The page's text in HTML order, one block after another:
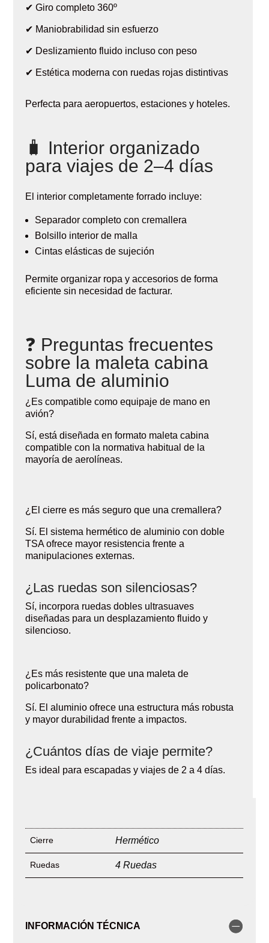
✔ Giro completo 360º
✔ Maniobrabilidad sin esfuerzo
✔ Deslizamiento fluido incluso con peso
✔ Estética moderna con ruedas rojas distintivas
Perfecta para aeropuertos, estaciones y hoteles.
🧳 Interior organizado
para viajes de 2–4 días
El interior completamente forrado incluye:
Separador completo con cremallera
Bolsillo interior de malla
Cintas elásticas de sujeción
Permite organizar ropa y accesorios de forma
eficiente sin necesidad de facturar.
❓ Preguntas frecuentes
sobre la maleta cabina
Luma de aluminio
¿Es compatible como equipaje de mano en
avión?
Sí, está diseñada en formato maleta cabina
compatible con la normativa habitual de la
mayoría de aerolíneas.
¿El cierre es más seguro que una cremallera?
Sí. El sistema hermético de aluminio con doble
TSA ofrece mayor resistencia frente a
manipulaciones externas.
¿Las ruedas son silenciosas?
Sí, incorpora ruedas dobles ultrasuaves
diseñadas para un desplazamiento fluido y
silencioso.
¿Es más resistente que una maleta de
policarbonato?
Sí. El aluminio ofrece una estructura más robusta
y mayor durabilidad frente a impactos.
¿Cuántos días de viaje permite?
Es ideal para escapadas y viajes de 2 a 4 días.
Cierre Hermético
Ruedas 4 Ruedas
INFORMACIÓN TÉCNICA